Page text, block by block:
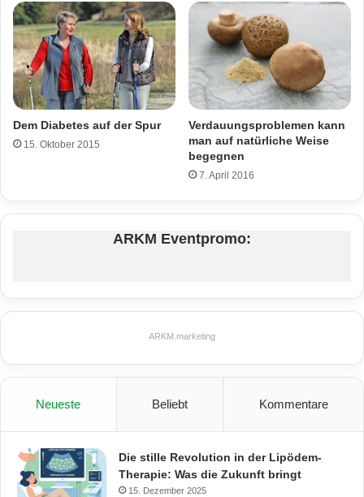
Dem Diabetes auf der Spur
15. Oktober 2015
Verdauungsproblemen kann
man auf natürliche Weise
begegnen
7. April 2016
ARKM Eventpromo:
ARKM.marketing
Neueste Beliebt Kommentare
Die stille Revolution in der Lipödem-
Therapie: Was die Zukunft bringt
15. Dezember 2025